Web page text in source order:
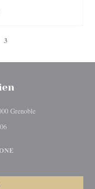
3
Grenoble((apre una nuova